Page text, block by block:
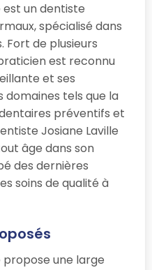
est un dentiste
spécialisé dans
Fort de plusieurs
est reconnu
et ses
tels que la
préventifs et
Josiane Laville
âge dans son
des dernières
soins de qualité à
propose une large